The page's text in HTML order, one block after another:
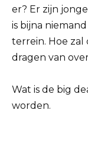
er? Er zijn
is bijna
terrein. Hoe zal
dragen van
Wat is de big
worden.